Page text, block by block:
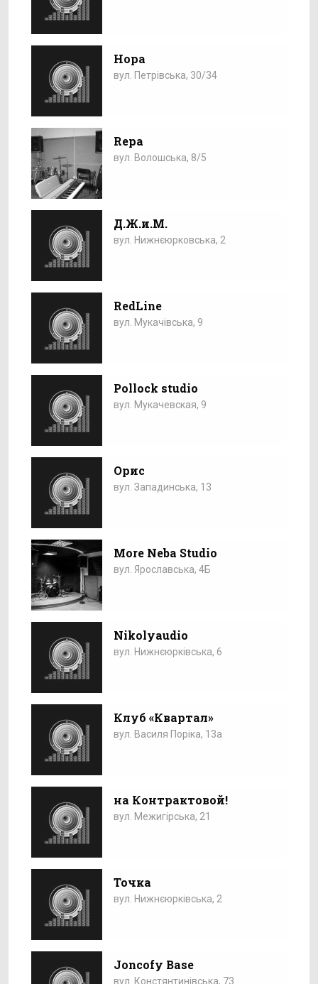
Нора
вул. Петрівська, 30/34
Repa
вул. Волошська, 8/5
Д.Ж.и.М.
вул. Нижнєюрковська, 2
RedLine
вул. Мукачівська, 9
Pollock studio
вул. Мукачевская, 9
Орис
вул. Западинська, 13
More Neba Studio
вул. Ярославська, 4Б
Nikolyaudio
вул. Нижнєюрківська, 6
Клуб «Квартал»
вул. Василя Поріка, 13а
на Контрактовой!
вул. Межигірська, 21
Точка
вул. Нижнєюрківська, 2
Joncofy Base
вул. Констянтинівська, 73